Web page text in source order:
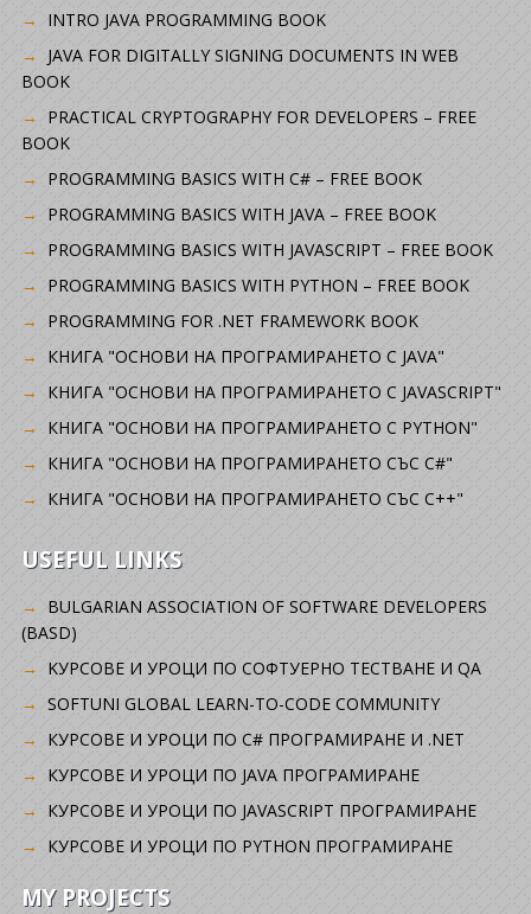
INTRO JAVA PROGRAMMING BOOK
JAVA FOR DIGITALLY SIGNING DOCUMENTS IN WEB
BOOK
PRACTICAL CRYPTOGRAPHY FOR DEVELOPERS – FREE
BOOK
PROGRAMMING BASICS WITH C# – FREE BOOK
PROGRAMMING BASICS WITH JAVA – FREE BOOK
PROGRAMMING BASICS WITH JAVASCRIPT – FREE BOOK
PROGRAMMING BASICS WITH PYTHON – FREE BOOK
PROGRAMMING FOR .NET FRAMEWORK BOOK
КНИГА "ОСНОВИ НА ПРОГРАМИРАНЕТО С JAVA"
КНИГА "ОСНОВИ НА ПРОГРАМИРАНЕТО С JAVASCRIPT"
КНИГА "ОСНОВИ НА ПРОГРАМИРАНЕТО С PYTHON"
КНИГА "ОСНОВИ НА ПРОГРАМИРАНЕТО СЪС C#"
КНИГА "ОСНОВИ НА ПРОГРАМИРАНЕТО СЪС C++"
USEFUL LINKS
BULGARIAN ASSOCIATION OF SOFTWARE DEVELOPERS
(BASD)
KУРСОВЕ И УРОЦИ ПО СОФТУЕРНО ТЕСТВАНЕ И QA
SOFTUNI GLOBAL LEARN-TO-CODE COMMUNITY
КУРСОВЕ И УРОЦИ ПО C# ПРОГРАМИРАНЕ И .NET
КУРСОВЕ И УРОЦИ ПО JAVA ПРОГРАМИРАНЕ
КУРСОВЕ И УРОЦИ ПО JAVASCRIPT ПРОГРАМИРАНЕ
КУРСОВЕ И УРОЦИ ПО PYTHON ПРОГРАМИРАНЕ
MY PROJECTS